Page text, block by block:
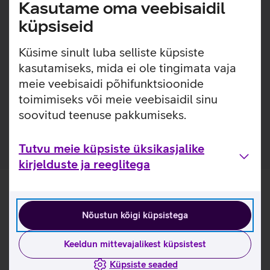
Kasutame oma veebisaidil
küpsiseid
Küsime sinult luba selliste küpsiste
kasutamiseks, mida ei ole tingimata vaja
meie veebisaidi põhifunktsioonide
toimimiseks või meie veebisaidil sinu
soovitud teenuse pakkumiseks.
Tutvu meie küpsiste üksikasjalike
kirjelduste ja reeglitega
Nõustun kõigi küpsistega
Keeldun mittevajalikest küpsistest
Küpsiste seaded
HD või 4K kujul. SanDisk Extreme mälukaardid on
disainitud vastu pidama ka kõige ekstreemsematele
välistingimustele – need ei lase end mõjutada
temperatuuri kõikumisest, veepritsmetest, põrutustest ega
ka isegi röntgenkiirtest.
Vastab UHS-I U3 ja V30 kiirusklassile.
Kiire kuni 100 MB/s lugemiskiirus.
Komplektis lisaks ka microSD-SD adapter.